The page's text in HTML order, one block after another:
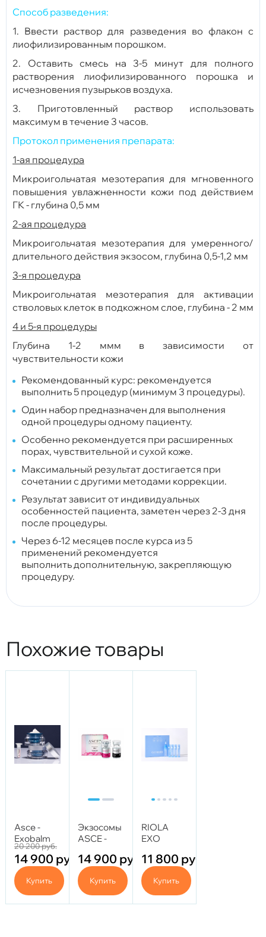
Способ разведения:
1. Ввести раствор для разведения во флакон с
лиофилизированным порошком.
2. Оставить смесь на 3-5 минут для полного
растворения лиофилизированного порошка и
исчезновения пузырьков воздуха.
3. Приготовленный раствор использовать
максимум в течение 3 часов.
Протокол применения препарата:
1-ая процедура
Микроигольчатая мезотерапия для мгновенного
повышения увлажненности кожи под действием
ГК - глубина 0,5 мм
2-ая процедура
Микроигольчатая мезотерапия для умеренного/
длительного действия экзосом, глубина 0,5-1,2 мм
3-я процедура
Микроигольчатая мезотерапия для активации
стволовых клеток в подкожном слое, глубина - 2 мм
4 и 5-я процедуры
Глубина 1-2 ммм в зависимости от
чувствительности кожи
Рекомендованный курс: рекомендуется
выполнить 5 процедур (минимум 3 процедуры).
Один набор предназначен для выполнения
одной процедуры одному пациенту.
Особенно рекомендуется при расширенных
порах, чувствительной и сухой коже.
Максимальный результат достигается при
сочетании с другими методами коррекции.
Результат зависит от индивидуальных
особенностей пациента, заметен через 2-3 дня
после процедуры.
Через 6-12 месяцев после курса из 5
применений рекомендуется
выполнить дополнительную, закрепляющую
процедуру.
Похожие товары
Asce -
Exobalm
(Крем с
экзосомами)
20 мг
20 200руб.
14 900 руб.
Купить
Экзосомы
ASCE -
(интимное
омоложение)
14 900 руб.
Купить
RIOLA
EXO
11 800 руб.
Купить